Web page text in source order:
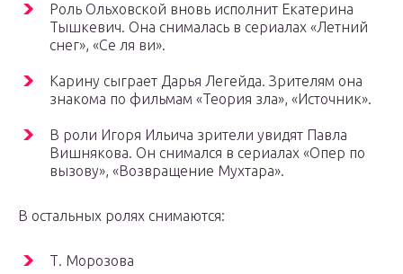
Роль Ольховской вновь исполнит Екатерина
Тышкевич. Она снималась в сериалах «Летний
снег», «Се ля ви».
Карину сыграет Дарья Легейда. Зрителям она
знакома по фильмам «Теория зла», «Источник».
В роли Игоря Ильича зрители увидят Павла
Вишнякова. Он снимался в сериалах «Опер по
вызову», «Возвращение Мухтара».
В остальных ролях снимаются:
Т. Морозова